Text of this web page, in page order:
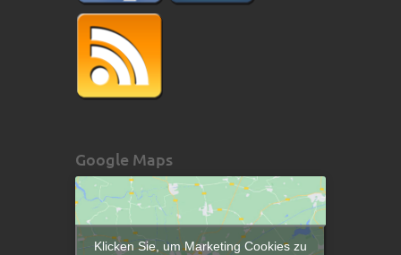
Google Maps
Klicken Sie, um Marketing Cookies zu